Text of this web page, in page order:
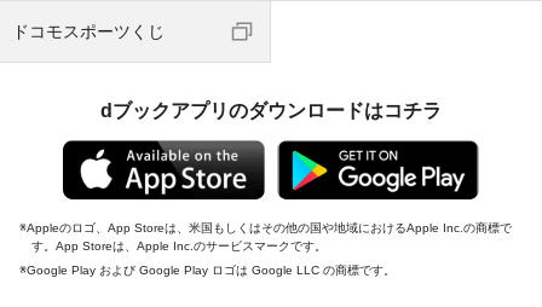
ドコモスポーツくじ
dブックアプリのダウンロードはコチラ
Appleのロゴ、App Storeは、米国もしくはその他の国や地域におけるApple Inc.の商標で
す。App Storeは、Apple Inc.のサービスマークです。
Google Play および Google Play ロゴは Google LLC の商標です。